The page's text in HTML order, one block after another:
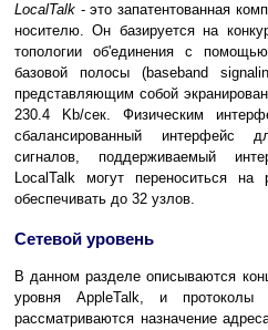
LocalTalk - это запатентованная
носителю. Он базируется на
топологии об'единения с
базовой полосы (baseband
представляющим собой
230.4 Kb/сек. Физическим
сбалансированный интерфейс
сигналов, поддерживаемый
LocalTalk могут переноситься
обеспечивать до 32 узлов.
Сетевой уровень
В данном разделе описываются
уровня AppleTalk, и
рассматриваются назначение